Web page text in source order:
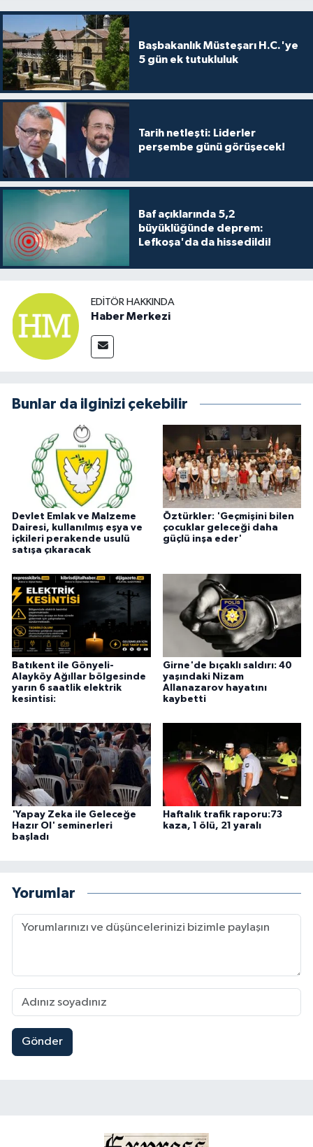
Başbakanlık Müsteşarı H.C.'ye
5 gün ek tutukluluk
Tarih netleşti: Liderler
perşembe günü görüşecek!
Baf açıklarında 5,2
büyüklüğünde deprem:
Lefkoşa'da da hissedildi!
EDITÖR HAKKINDA
Haber Merkezi
Bunlar da ilginizi çekebilir
Devlet Emlak ve Malzeme
Dairesi, kullanılmış eşya ve
içkileri perakende usulü
satışa çıkaracak
Öztürkler: 'Geçmişini bilen
çocuklar geleceği daha
güçlü inşa eder'
Batıkent ile Gönyeli-
Alayköy Ağıllar bölgesinde
yarın 6 saatlik elektrik
kesintisi:
Girne'de bıçaklı saldırı: 40
yaşındaki Nizam
Allanazarov hayatını
kaybetti
'Yapay Zeka ile Geleceğe
Hazır Ol' seminerleri
başladı
Haftalık trafik raporu:73
kaza, 1 ölü, 21 yaralı
Yorumlar
Gönder